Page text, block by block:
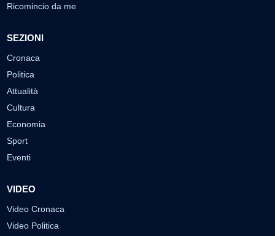
Ricomincio da me
SEZIONI
Cronaca
Politica
Attualità
Cultura
Economia
Sport
Eventi
VIDEO
Video Cronaca
Video Politica